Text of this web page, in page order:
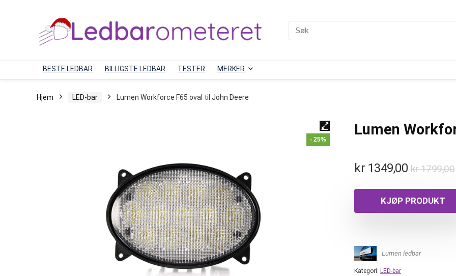
BESTE LEDBAR BILLIGSTE LEDBAR TESTER MERKER
Hjem LED-bar Lumen Workforce F65 oval til John Deere
- 25%
Lumen
kr1799,00
kr 1349,00
KJØP PRODUKT
Lumen ledbar
Kategori: LED-bar